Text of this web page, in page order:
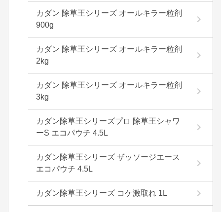
カダン 除草王シリーズ オールキラー粒剤
900g
カダン 除草王シリーズ オールキラー粒剤
2kg
カダン 除草王シリーズ オールキラー粒剤
3kg
カダン除草王シリーズプロ 除草王シャワ
ーS エコパウチ 4.5L
カダン除草王シリーズ ザッソージエース
エコパウチ 4.5L
カダン除草王シリーズ コケ激取れ 1L